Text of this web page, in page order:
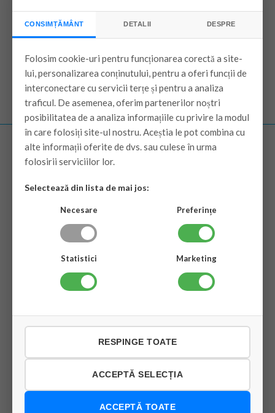
Harta site-ului
Achizitonare & Livrare
Politica de Confidentialitate
CONSIMȚĂMÂNT DETALII DESPRE
Folosim cookie-uri pentru funcționarea corectă a site-
lui, personalizarea conținutului, pentru a oferi funcții de
interconectare cu servicii terțe și pentru a analiza
traficul. De asemenea, oferim partenerilor noștri
posibilitatea de a analiza informațiile cu privire la modul
în care folosiți site-ul nostru. Aceștia le pot combina cu
alte informații oferite de dvs. sau culese în urma
folosirii serviciilor lor.
Selectează din lista de mai jos:
Necesare Preferințe
Statistici Marketing
RESPINGE TOATE
ACCEPTĂ SELECȚIA
ACCEPTĂ TOATE